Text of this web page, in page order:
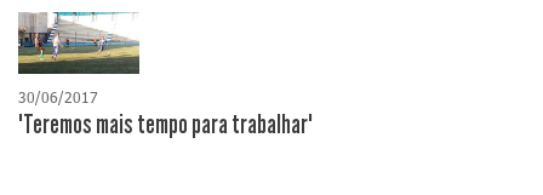
30/06/2017
"Teremos mais tempo para trabalhar"